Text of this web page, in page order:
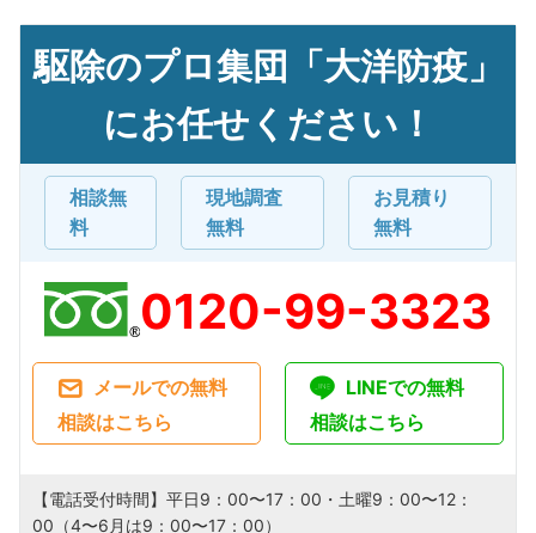
駆除のプロ集団「大洋防疫」
にお任せください！
相談無
料
現地調査
無料
お見積り
無料
0120-99-3323
メールでの無料
相談はこちら
LINEでの無料
相談はこちら
【電話受付時間】平日9：00〜17：00・土曜9：00〜12：
00（4〜6月は9：00〜17：00）